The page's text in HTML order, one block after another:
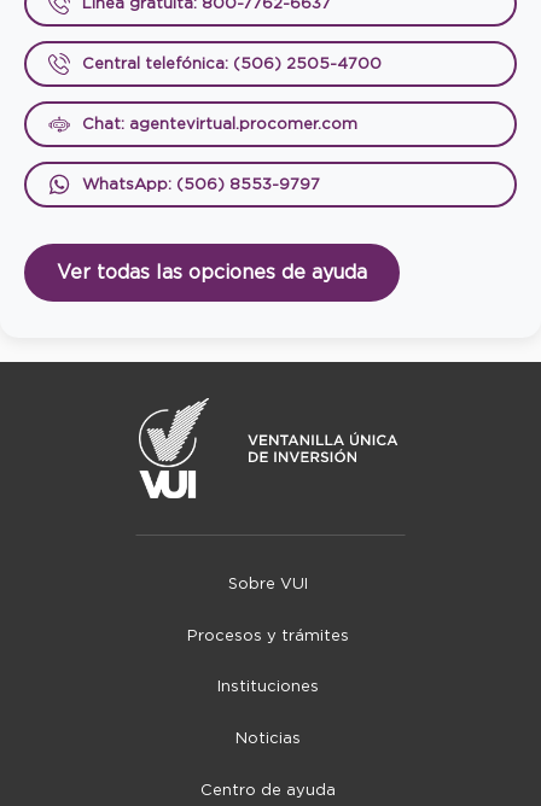
Central telefónica: (506) 2505-4700
Chat: agentevirtual.procomer.com
WhatsApp: (506) 8553-9797
Ver todas las opciones de ayuda
Sobre VUI
Procesos y trámites
Instituciones
Noticias
Centro de ayuda